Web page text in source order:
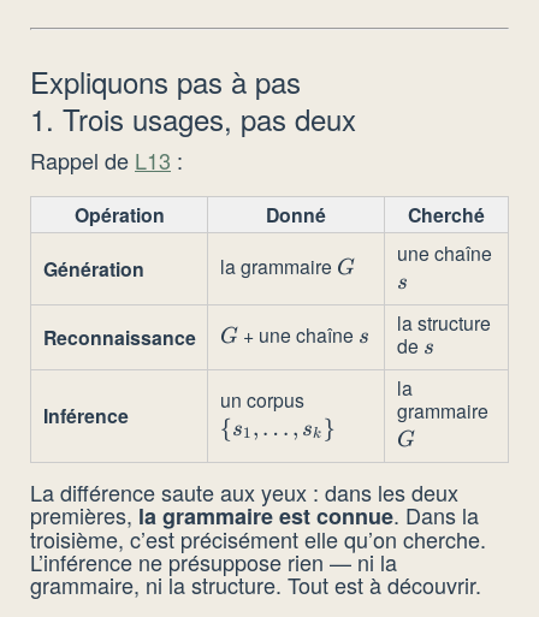
Expliquons pas à pas
1. Trois usages, pas deux
Rappel de L13 :
Opération Donné
Cherché
Génération
la grammaire G
G
une chaîne
s
Reconnaissance G
G+ une chaîne s
s
la structure
de s
s
Inférence
un corpus\
{s_1,
\dots,
s_k\}
{s1, … , sk }
la
grammaire
G
La différence saute aux yeux : dans les deux
premières, la grammaire est connue. Dans la
troisième, c’est précisément elle qu’on cherche.
L’inférence ne présuppose rien — ni la
grammaire, ni la structure. Tout est à découvrir.